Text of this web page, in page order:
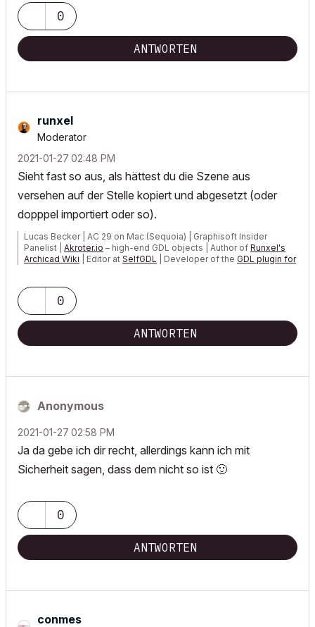
0
ANTWORTEN
runxel
Moderator
‎2021-01-27 02:48 PM
Sieht fast so aus, als hättest du die Szene aus
versehen auf der Stelle kopiert und abgesetzt (oder
dopppel importiert oder so).
Lucas Becker | AC 29 on Mac (Sequoia) | Graphisoft Insider
Panelist | Akroter.io – high-end GDL objects | Author of Runxel's
Archicad Wiki | Editor at SelfGDL | Developer of the GDL plugin for
My List of AC shortcomings & bugs
Mention AI Again
«Furthermore, I consider that Carth...yearly releases
destroyed»
0
ANTWORTEN
Anonymous
‎2021-01-27 02:58 PM
Ja da gebe ich dir recht, allerdings kann ich mit
Sicherheit sagen, dass dem nicht so ist 🙂
0
ANTWORTEN
conmes